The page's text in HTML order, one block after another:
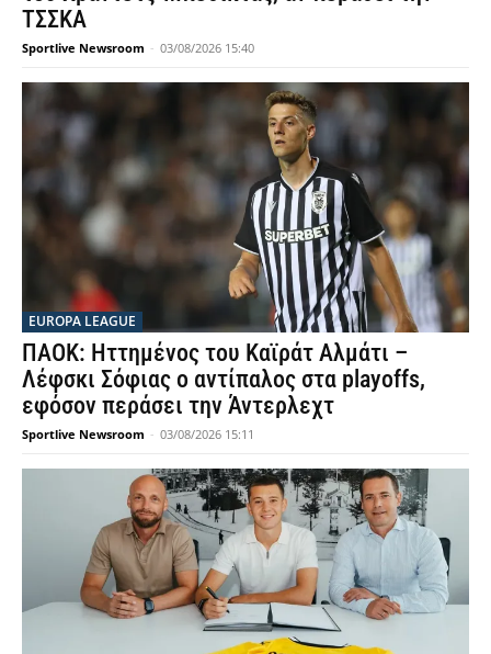
ΤΣΣΚΑ
Sportlive Newsroom - 03/08/2026 15:40
EUROPA LEAGUE
ΠΑΟΚ: Ηττημένος του Καϊράτ Αλμάτι –
Λέφσκι Σόφιας ο αντίπαλος στα playoffs,
εφόσον περάσει την Άντερλεχτ
Sportlive Newsroom - 03/08/2026 15:11